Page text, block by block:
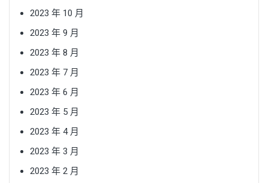
2023 年 10 月
2023 年 9 月
2023 年 8 月
2023 年 7 月
2023 年 6 月
2023 年 5 月
2023 年 4 月
2023 年 3 月
2023 年 2 月